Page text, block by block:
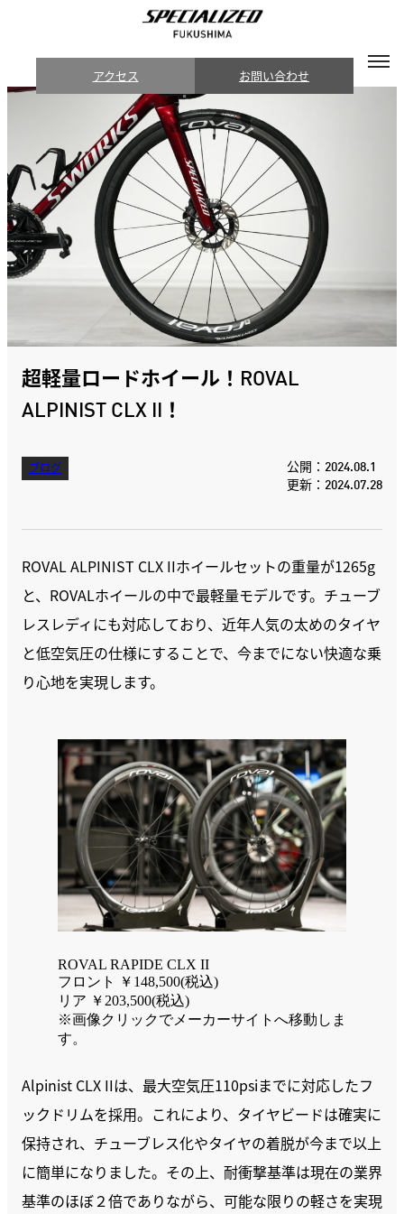
アクセス お問い合わせ
超軽量ロードホイール！ROVAL
ALPINIST CLX II！
ブログ
公開：2024.08.1
更新：2024.07.28
ROVAL ALPINIST CLX IIホイールセットの重量が1265g
と、ROVALホイールの中で最軽量モデルです。チューブ
レスレディにも対応しており、近年人気の太めのタイヤ
と低空気圧の仕様にすることで、今までにない快適な乗
り心地を実現します。
ROVAL RAPIDE CLX II
フロント ￥148,500(税込)
リア ￥203,500(税込)
※画像クリックでメーカーサイトへ移動しま
す。
Alpinist CLX IIは、最大空気圧110psiまでに対応したフ
ックドリムを採用。これにより、タイヤビードは確実に
保持され、チューブレス化やタイヤの着脱が今まで以上
に簡単になりました。その上、耐衝撃基準は現在の業界
基準のほぼ２倍でありながら、可能な限りの軽さを実現